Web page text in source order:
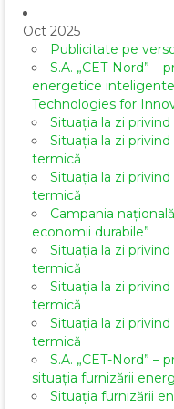
Oct 2025
Publicitate pe
S.A. „CET-Nord” –
energetice
Technologies for
Situația la zi
Situația la zi
termică
Situația la zi
termică
Campania
economii durabile”
Situația la zi
termică
Situația la zi
termică
Situația la zi
termică
S.A. „CET-Nord” –
situația furnizării
Situația furnizării